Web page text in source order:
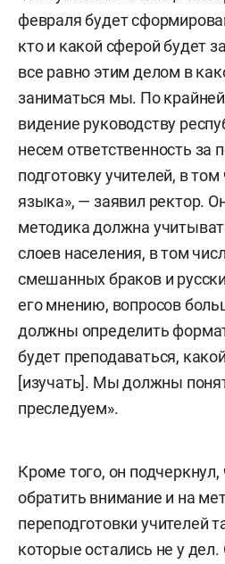
февраля будет
кто и какой сферой будет
все равно этим делом в
заниматься мы. По
видение руководству
несем ответственность за
подготовку учителей, в
языка», — заявил ректор.
методика должна
слоев населения, в том
смешанных браков и
его мнению, вопросов
должны определить
будет преподаваться,
[изучать]. Мы должны
преследуем».
Кроме того, он
обратить внимание и на
переподготовки учителей
которые остались не у дел.